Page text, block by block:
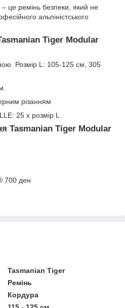
це ремінь безпеки, який не
альпіністського
Tiger Modular
Розмір L: 105-125 см, 305
різанням
25 x розмір L
Tasmanian Tiger Modular
700 ден
Tasmanian Tiger
Ремінь
Кордура